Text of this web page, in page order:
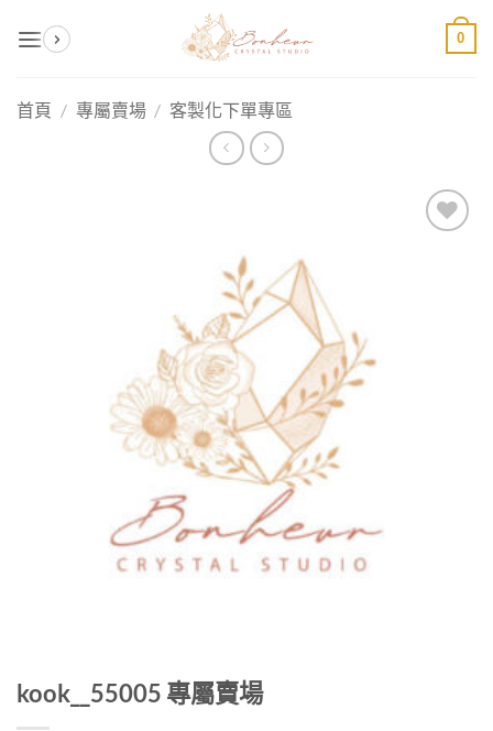
0
首頁 / 專屬賣場 / 客製化下單專區
kook__55005 專屬賣場